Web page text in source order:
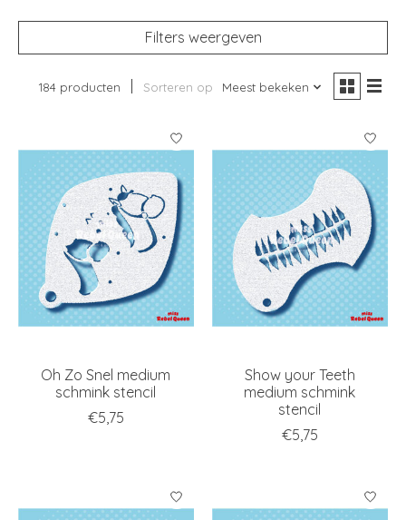
Filters weergeven
184 producten Sorteren op Meest bekeken
Oh Zo Snel medium
schmink stencil
€5,75
Show your Teeth
medium schmink
stencil
€5,75